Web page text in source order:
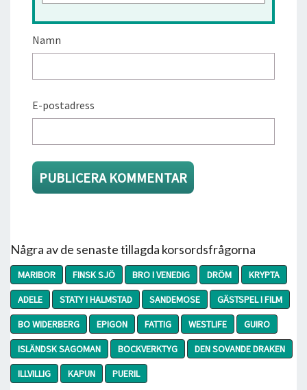
Namn
E-postadress
Några av de senaste tillagda korsordsfrågorna
MARIBOR FINSK SJÖ BRO I VENEDIG DRÖM
KRYPTA
ADELE
STATY I HALMSTAD SANDEMOSE
GÄSTSPEL I FILM
BO WIDERBERG
EPIGON FATTIG WESTLIFE
GUIRO
ISLÄNDSK SAGOMAN
BOCKVERKTYG
DEN SOVANDE DRAKEN
ILLVILLIG
KAPUN PUERIL